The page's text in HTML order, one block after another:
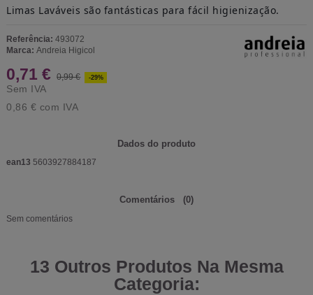
Limas Laváveis são fantásticas para fácil higienização.
Referência: 493072
Marca: Andreia Higicol
0,71 € 0,99 € -29%
Sem IVA
0,86 € com IVA
Dados do produto
ean13 5603927884187
Comentários (0)
Sem comentários
13 Outros Produtos Na Mesma
Categoria: